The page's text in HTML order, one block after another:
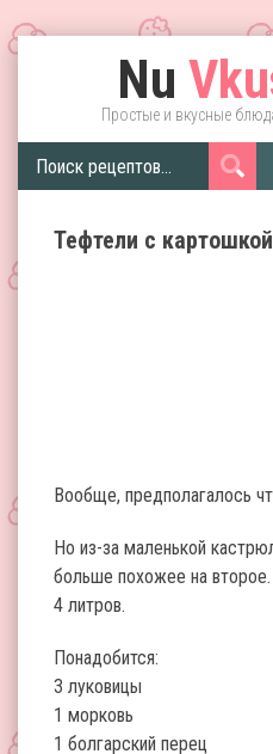
Nu
Простые и вкусные
Тефтели с картошкой
Вообще, предполагалось
Но из-за маленькой
больше похожее на
4 литров.
Понадобится:
3 луковицы
1 морковь
1 болгарский перец